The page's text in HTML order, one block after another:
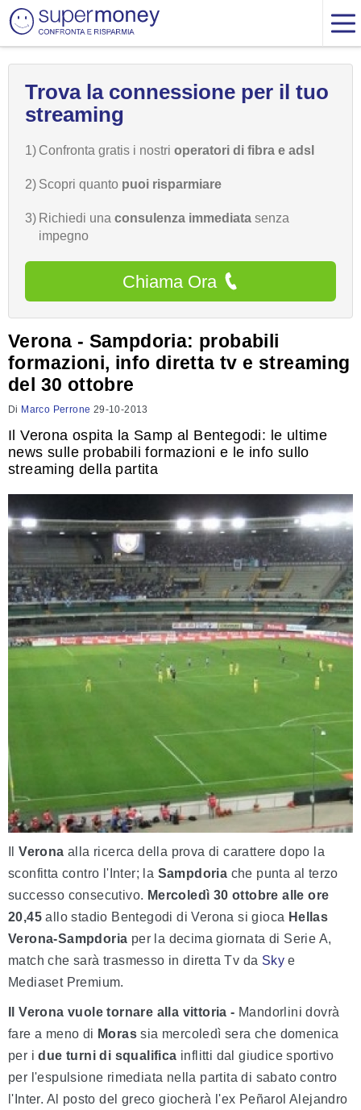
Trova la connessione per il tuo
streaming
1) Confronta gratis i nostri operatori di fibra e adsl
2) Scopri quanto puoi risparmiare
3) Richiedi una consulenza immediata senza
impegno
Chiama Ora
Verona - Sampdoria: probabili
formazioni, info diretta tv e streaming
del 30 ottobre
Di Marco Perrone 29-10-2013
Il Verona ospita la Samp al Bentegodi: le ultime
news sulle probabili formazioni e le info sullo
streaming della partita
IlVerona alla ricerca della prova di carattere dopo la
sconfitta contro l'Inter; la Sampdoria che punta al terzo
successo consecutivo. Mercoledì 30 ottobre alle ore
20,45 allo stadio Bentegodi di Verona si gioca Hellas
Verona-Sampdoria per la decima giornata di Serie A,
match che sarà trasmesso in diretta Tv da Sky e
Mediaset Premium.
Il Verona vuole tornare alla vittoria - Mandorlini dovrà
fare a meno di Moras sia mercoledì sera che domenica
per idue turni di squalifica inflitti dal giudice sportivo
per l'espulsione rimediata nella partita di sabato contro
l'Inter. Al posto del greco giocherà l'ex Peñarol Alejandro